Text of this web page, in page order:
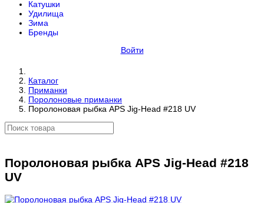
Катушки
Удилища
Зима
Бренды
Войти
Каталог
Приманки
Поролоновые приманки
Поролоновая рыбка APS Jig-Head #218 UV
Поролоновая рыбка APS Jig-Head #218
UV